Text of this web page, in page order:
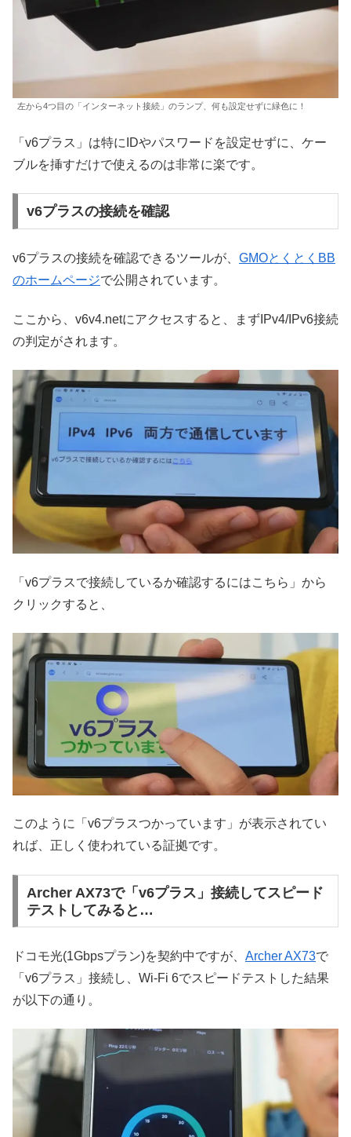
左から4つ目の「インターネット接続」のランプ、何も設定せずに緑色に！
「v6プラス」は特にIDやパスワードを設定せずに、ケー
ブルを挿すだけで使えるのは非常に楽です。
v6プラスの接続を確認
v6プラスの接続を確認できるツールが、 GMOとくとくBB
のホームページで公開されています。
ここから、v6v4.netにアクセスすると、まずIPv4/IPv6接続
の判定がされます。
「v6プラスで接続しているか確認するにはこちら」から
クリックすると、
このように「v6プラスつかっています」が表示されてい
れば、正しく使われている証拠です。
Archer AX73で「v6プラス」接続してスピード
テストしてみると…
ドコモ光(1Gbpsプラン)を契約中ですが、 Archer AX73で
「v6プラス」接続し、Wi-Fi 6でスピードテストした結果
が以下の通り。